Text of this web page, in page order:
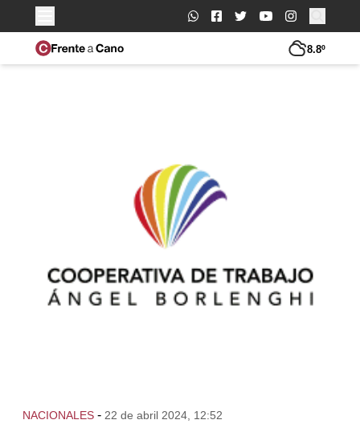
Buscar:
8.8º
NACIONALES - 22 de abril 2024, 12:52